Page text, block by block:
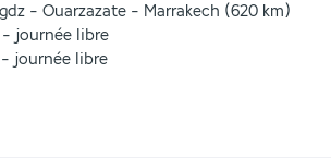
- Ouarzazate - Marrakech (620 km)
- journée libre
- journée libre